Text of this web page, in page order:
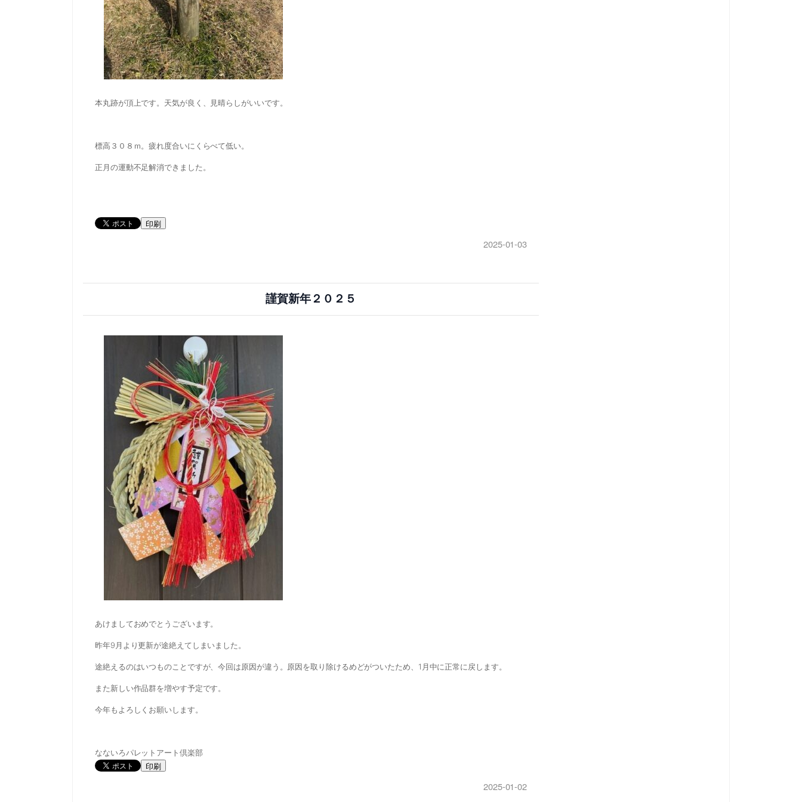
本丸跡が頂上です。天気が良く、見晴らしがいいです。
標高３０８ｍ。疲れ度合いにくらべて低い。
正月の運動不足解消できました。
印刷
2025-01-03
謹賀新年２０２５
あけましておめでとうございます。
昨年9月より更新が途絶えてしまいました。
途絶えるのはいつものことですが、今回は原因が違う。原因を取り除けるめどがついたため、1月中に正常に戻します。
また新しい作品群を増やす予定です。
今年もよろしくお願いします。
なないろパレットアート倶楽部
印刷
2025-01-02